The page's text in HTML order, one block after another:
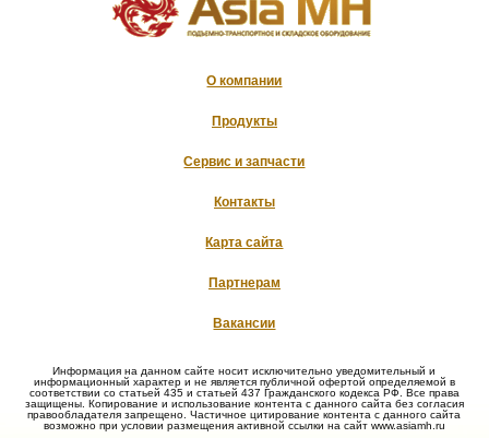
О компании
Продукты
Сервис и запчасти
Контакты
Карта сайта
Партнерам
Вакансии
Информация на данном сайте носит исключительно уведомительный и
информационный характер и не является публичной офертой определяемой в
соответствии со статьей 435 и статьей 437 Гражданского кодекса РФ. Все права
защищены. Копирование и использование контента с данного сайта без согласия
правообладателя запрещено. Частичное цитирование контента с данного сайта
возможно при условии размещения активной ссылки на сайт www.asiamh.ru